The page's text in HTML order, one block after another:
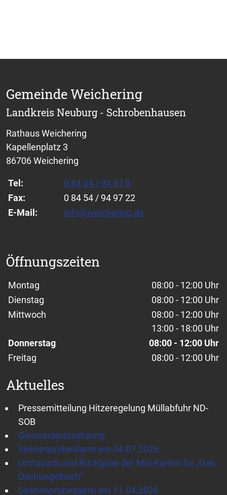
Gemeinde Weichering
Landkreis Neuburg - Schrobenhausen
Rathaus Weichering
Kapellenplatz 3
86706 Weichering
Tel:
0 84 54 / 94 97 0
Fax:
0 84 54 / 94 97 22
E-Mail:
info@weichering.de
Öffnungszeiten
Wochentage / Monate
Öffnungszeiten / Hinweise
Montag
08:00 - 12:00 Uhr
Dienstag
08:00 - 12:00 Uhr
Mittwoch
08:00 - 12:00 Uhr
13:00 - 18:00 Uhr
Donnerstag
08:00 - 12:00 Uhr
Freitag
08:00 - 12:00 Uhr
Aktuelles
Pressemitteilung Hitzeregelung Müllabfuhr ND-
SOB
Gemeinderatssitzung
Sirenenprobealarm am 04.07.2026
Umtausch und Rückgabe der Mai-Karten für „Das
Dschungelbuch“
Sirenenprobealarm am 11.04.2026